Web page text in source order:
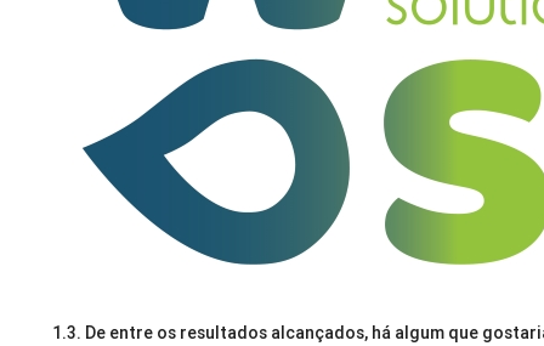
1.3. De entre os resultados alcançados, há algum que